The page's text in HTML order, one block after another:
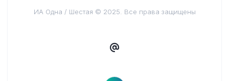
ИА Одна / Шестая © 2025. Все права защищены